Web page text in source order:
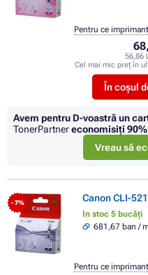
56,86
Cel mai mic preț în
În coșul
Pentru ce
Avem pentru D-voastră un
TonerPartnereconomisiţi 90%
Vreau să
- 7% Canon CLI-
In stoc 5 bucăți
681,67 ban /
Pentru ce